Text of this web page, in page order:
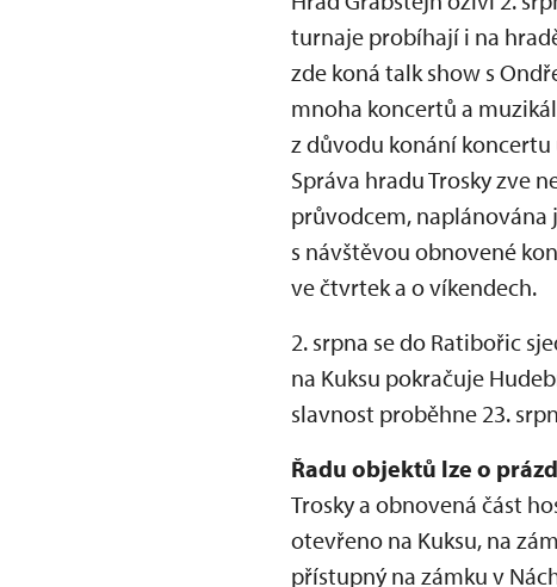
turnaje probíhají i na
zde koná talk show s
mnoha koncertů a
z důvodu konání koncertu
Správa hradu Trosky zve
průvodcem, naplánována
s návštěvou obnovené
ve čtvrtek a o víkendech.
2. srpna se do Ratibořic
na Kuksu pokračuje
slavnost proběhne 23.
Řadu objektů lze o
Trosky a obnovená část
otevřeno na Kuksu, na
přístupný na zámku v